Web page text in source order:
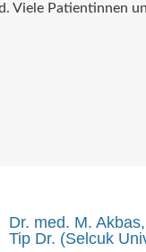
Viele Patientinnen
Dr. med. M.
Tip Dr. (Selcuk